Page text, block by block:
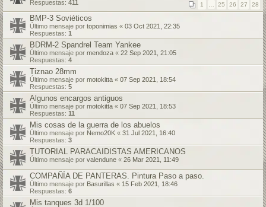
Respuestas: 411 1 25 26 27 28
BMP-3 Soviéticos
Último mensaje por toponimias « 03 Oct 2021, 22:35
Respuestas: 1
BDRM-2 Spandrel Team Yankee
Último mensaje por mendoza « 22 Sep 2021, 21:05
Respuestas: 4
Tiznao 28mm
Último mensaje por motokitta « 07 Sep 2021, 18:54
Respuestas: 5
Algunos encargos antiguos
Último mensaje por motokitta « 07 Sep 2021, 18:53
Respuestas: 11
Mis cosas de la guerra de los abuelos
Último mensaje por Nemo20K « 31 Jul 2021, 16:40
Respuestas: 3
TUTORIAL PARACAIDISTAS AMERICANOS
Último mensaje por valendune « 26 Mar 2021, 11:49
COMPAÑÍA DE PANTERAS. Pintura Paso a paso.
Último mensaje por Basurillas « 15 Feb 2021, 18:46
Respuestas: 6
Mis tanques 3d 1/100